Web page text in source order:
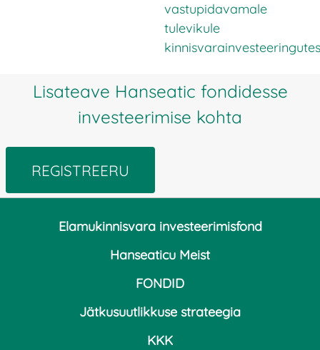
vastupidavamale
tulevikule
Lisateave Hanseatic fondidesse
investeerimise kohta
REGISTREERU
Elamukinnisvara investeerimisfond
Hanseaticu Meist
FONDID
Jätkusuutlikkuse strateegia
KKK